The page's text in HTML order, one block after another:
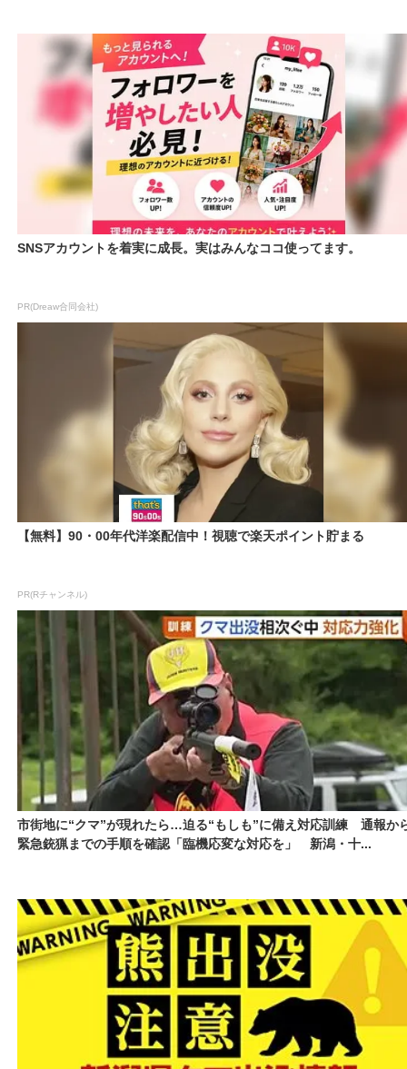
SNSアカウントを着実に成長。実はみんなココ使ってます。
PR(Dreaw合同会社)
【無料】90・00年代洋楽配信中！視聴で楽天ポイント貯まる
PR(Rチャンネル)
市街地に“クマ”が現れたら…迫る“もしも”に備え対応訓練 通報か
緊急銃猟までの手順を確認「臨機応変な対応を」 新潟・十...